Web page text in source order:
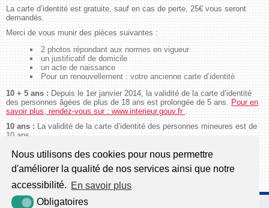
Nous utilisons des cookies pour nous permettre
d'améliorer la qualité de nos services ainsi que notre
accessibilité. En savoir plus
Obligatoires
La carte d’identité est gratuite, sauf en cas de perte, 25€ vous seront
demandés.
Merci de vous munir des pièces suivantes :
2 photos répondant aux normes en vigueur
un justificatif de domicile
un acte de naissance
Pour un renouvellement : votre ancienne carte d’identité
10 + 5 ans : Depuis le 1er janvier 2014, la validité de la carte d’identité
des personnes âgées de plus de 18 ans est prolongée de 5 ans. Pour en
savoir plus, rendez-vous sur : www.interieur.gouv.fr .
10 ans : La validité de la carte d’identité des personnes mineures est de
10 ans.